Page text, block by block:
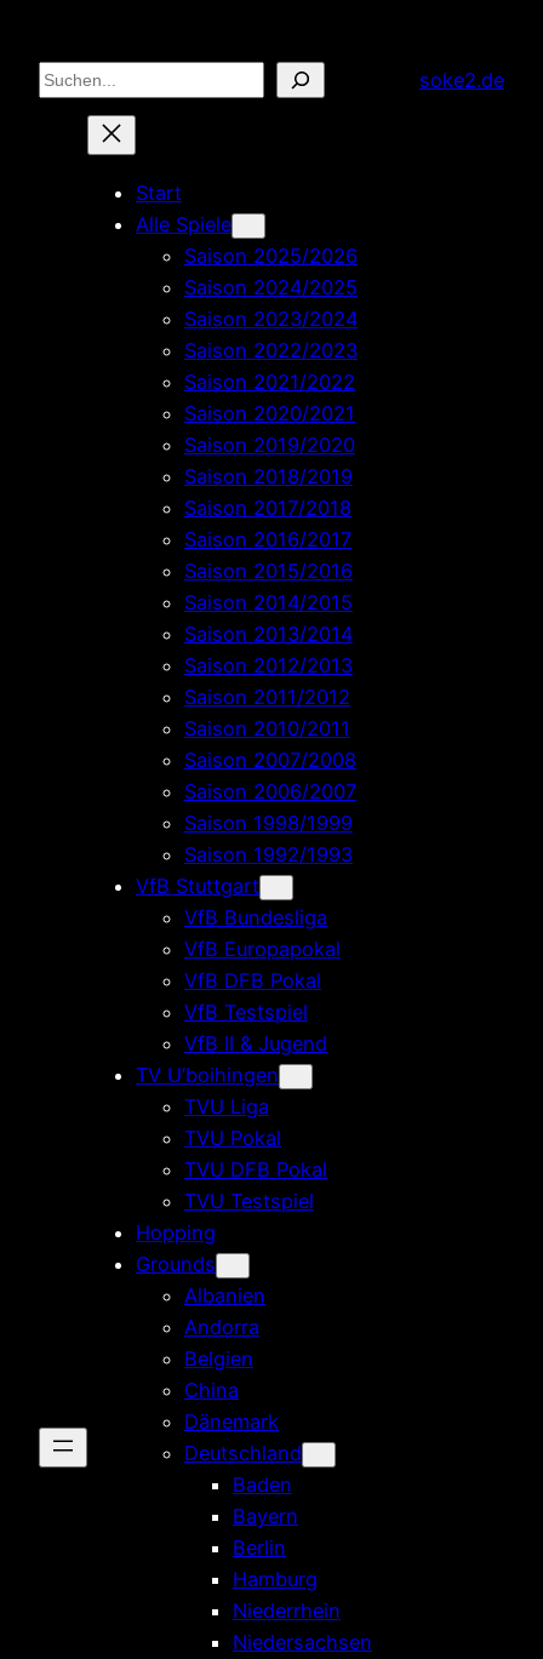
Inhalt
springen
Suchen soke2.de
Start
Alle Spiele
Saison 2025/2026
Saison 2024/2025
Saison 2023/2024
Saison 2022/2023
Saison 2021/2022
Saison 2020/2021
Saison 2019/2020
Saison 2018/2019
Saison 2017/2018
Saison 2016/2017
Saison 2015/2016
Saison 2014/2015
Saison 2013/2014
Saison 2012/2013
Saison 2011/2012
Saison 2010/2011
Saison 2007/2008
Saison 2006/2007
Saison 1998/1999
Saison 1992/1993
VfB Stuttgart
VfB Bundesliga
VfB Europapokal
VfB DFB Pokal
VfB Testspiel
VfB II & Jugend
TV U’boihingen
TVU Liga
TVU Pokal
TVU DFB Pokal
TVU Testspiel
Hopping
Grounds
Albanien
Andorra
Belgien
China
Dänemark
Deutschland
Baden
Bayern
Berlin
Hamburg
Niederrhein
Niedersachsen